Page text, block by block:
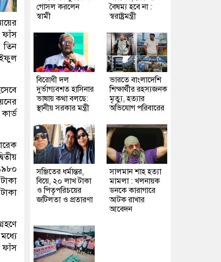
ফাঁস
ফাঁস
গোসল করলেন
স্বামী
বৈষম্য হবে না :
স্বরাষ্ট্রমন্ত্রী
বিরোধী দল
দুর্ভাগ্যবশত হাসিনার
ভাষায় কথা বলছে:
স্থানীয় সরকার মন্ত্রী
ভারতে বাংলাদেশি
শিক্ষার্থীর রহস্যজনক
মৃত্যু, হত্যার
অভিযোগ পরিবারের
সঞ্জিতের ধর্মান্তর,
বিয়ে, ২০ লাখ টাকা
ও পিতৃপরিচয়ের
জটিলতা ও প্রতারণা
সালমান শাহ হত্যা
মামলা : খলনায়ক
ডনকে কারাগারে
আটক রাখার
আবেদন